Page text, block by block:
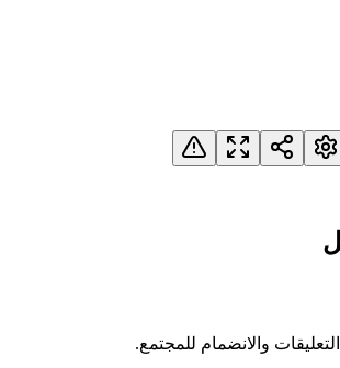
والانضمام للمجتمع.